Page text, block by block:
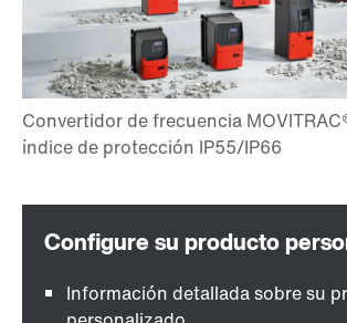
Información detallada sobre su